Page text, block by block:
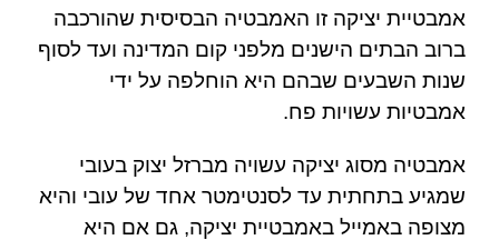
אמבטיית יציקה זו האמבטיה הבסיסית שהורכבה
ברוב הבתים הישנים מלפני קום המדינה ועד לסוף
שנות השבעים שבהם היא הוחלפה על ידי
אמבטיות עשויות פח.
אמבטיה מסוג יציקה עשויה מברזל יצוק בעובי
שמגיע בתחתית עד לסנטימטר אחד של עובי והיא
מצופה באמייל באמבטיית יציקה, גם אם היא